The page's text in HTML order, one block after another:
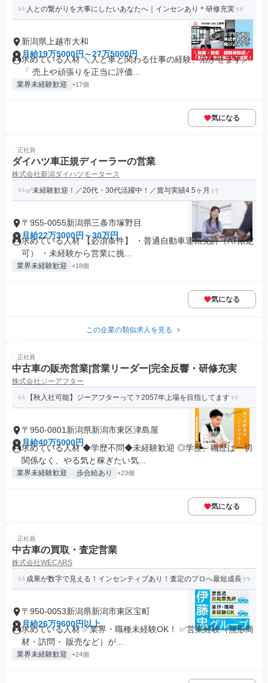
人との繋がりを大事にしたいあなたへ｜インセンあり＊研修充実
新潟県上越市大和
月給19万5000円～27万5000円
求めている人材 ＼人と車と関わる仕事の経験、活かせます／
「 売上や頑張りを正当に評価...
業界未経験歓迎 +17個
気になる
正社員
ダイハツ車正規ディーラーの営業
株式会社新潟ダイハツモータース
✅未経験歓迎！／20代・30代活躍中！／賞与実績4.5ヶ月
〒955-0055新潟県三条市塚野目
月給22万3000円～30万円
求めている人材 【必須条件】 ・普通自動車運転免許（AT限定
可） ・未経験から営業に挑...
業界未経験歓迎 +18個
気になる
この企業の類似求人を見る
正社員
中古車の販売営業|営業リーダー|完全反響・研修充実
株式会社ジーアフター
【秋入社可能】ジーアフターって？2057年上場を目指してます
〒950-0801新潟県新潟市東区津島屋
月給40万5000円
求めている人材 ◆学歴不問◆未経験歓迎 ◎学歴、職歴は一切
関係なく、やる気と稼ぎたい気...
業界未経験歓迎 歩合給あり +23個
気になる
正社員
中古車の買取・査定営業
株式会社WECARS
成果が数字で見える！インセンティブあり！査定のプロへ最短成長
〒950-0053新潟県新潟市東区宝町
月給26万9600円以上
求めている人材 ✅業界・職種未経験OK！ ✅営業経験（無形商
材・訪問・ 販売など）が...
業界未経験歓迎 +24個